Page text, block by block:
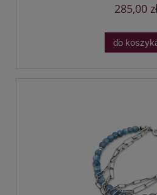
285,00
do